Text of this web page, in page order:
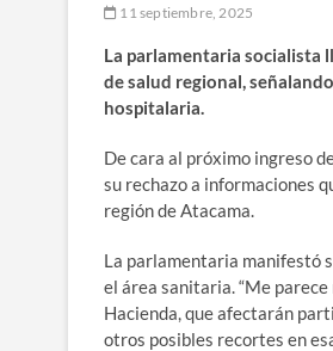
11 septiembre, 2025
La parlamentaria socialista
de salud regional,
hospitalaria.
De cara al próximo ingreso
su rechazo a informaciones
región de Atacama.
La parlamentaria manifestó
el área sanitaria. “Me
Hacienda, que afectarán
otros posibles recortes en